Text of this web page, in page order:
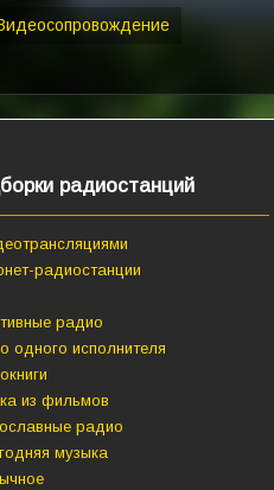
радиостанций
радиостанции
радио
одного исполнителя
из фильмов
радио
музыка